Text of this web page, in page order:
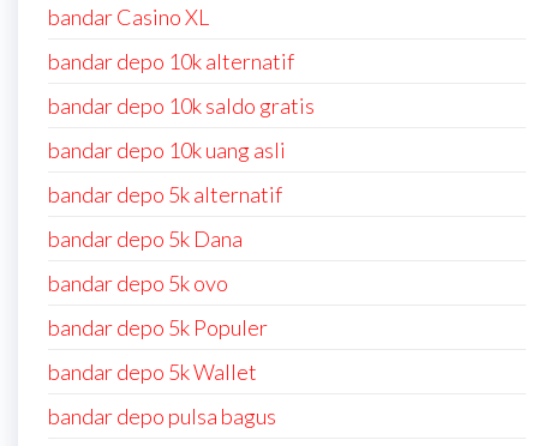
bandar Casino XL
bandar depo 10k alternatif
bandar depo 10k saldo gratis
bandar depo 10k uang asli
bandar depo 5k alternatif
bandar depo 5k Dana
bandar depo 5k ovo
bandar depo 5k Populer
bandar depo 5k Wallet
bandar depo pulsa bagus